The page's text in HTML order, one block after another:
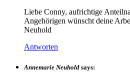
Liebe Conny, aufrichtige
Angehörigen wünscht deine
Neuhold
Antworten
Annemarie Neuhold says: